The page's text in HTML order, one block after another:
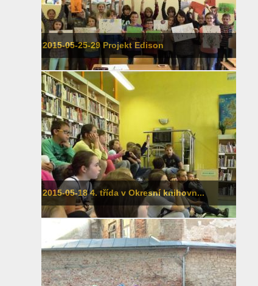
2015-05-25-29 Projekt Edison
2015-05-18 4. třída v Okresní knihovn...